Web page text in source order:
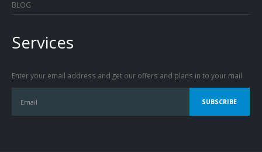
BLOG
Services
Enter your email address and get our offers and plans in to your mail.